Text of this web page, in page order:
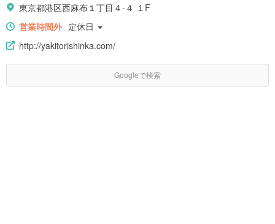
東京都港区西麻布１丁目４-４ １F
営業時間外 定休日
http://yakitorishinka.com/
Googleで検索